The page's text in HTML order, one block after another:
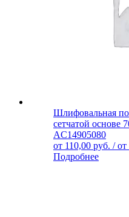
Шлифовальная
сетчатой основе
AC14905080
от 110,00 руб. / от
Подробнее